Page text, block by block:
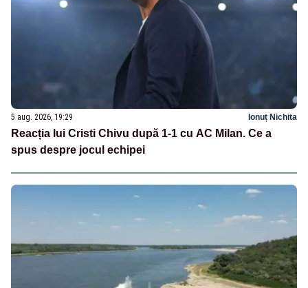
5 aug. 2026, 19:29 Ionuț Nichita
Reacția lui Cristi Chivu după 1-1 cu AC Milan. Ce a
spus despre jocul echipei